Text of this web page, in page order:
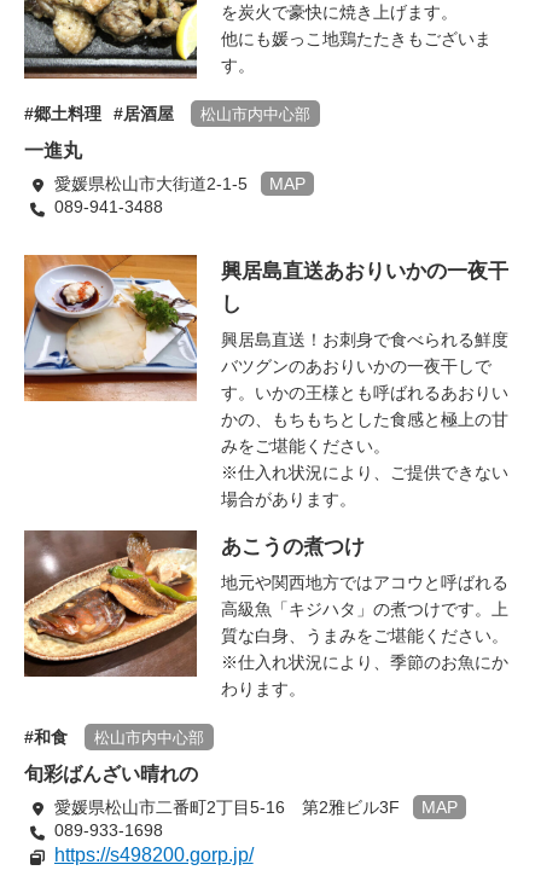
を炭火で豪快に焼き上げます。
他にも媛っこ地鶏たたきもございま
す。
郷土料理 居酒屋 松山市内中心部
一進丸
愛媛県松山市大街道2-1-5
MAP
089-941-3488
興居島直送あおりいかの一夜干
し
興居島直送！お刺身で食べられる鮮度
バツグンのあおりいかの一夜干しで
す。いかの王様とも呼ばれるあおりい
かの、もちもちとした食感と極上の甘
みをご堪能ください。
※仕入れ状況により、ご提供できない
場合があります。
あこうの煮つけ
地元や関西地方ではアコウと呼ばれる
高級魚「キジハタ」の煮つけです。上
質な白身、うまみをご堪能ください。
※仕入れ状況により、季節のお魚にか
わります。
和食 松山市内中心部
旬彩ばんざい晴れの
愛媛県松山市二番町2丁目5-16 第2雅ビル3F
MAP
089-933-1698
https://s498200.gorp.jp/